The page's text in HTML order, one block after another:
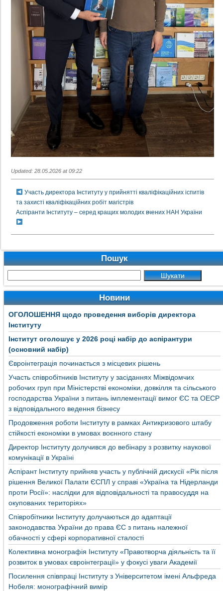
Updated: 28.05.2026 at 09:22
Участь директора Інституту у прийнятті кваліфікаційних іспитів
та захисті кваліфікаційних робіт магістрів
Аспіранти Інституту – серед кращих молодих вчених НАН України
Пошук
Новини
ОГОЛОШЕННЯ щодо проведення виборів директора
Інституту
Інститут оголошує у 2026 році набір до аспірантури
(основний набір)
Євроінтеграція починається з місцевих рішень
Участь співробітників Інституту у засіданнях Міжвідомчих
робочих груп при Міністерстві економіки, довкілля та сільського
господарства України з питань імплементації вимог ЄС та ОЕСР
з відповідального ведення бізнесу
Продовження роботи Інституту в рамках Антикризового штабу
стійкості економіки в умовах воєнного стану
Директор Інституту долучився до вебінару з розвитку наукової
комунікації в Україні
Аспірант Інституту прийняв участь у публічній дискусії «Рік після
рішення Великої Палати ЄСПЛ у справі «Україна та Нідерланди
проти Росії»: наслідки для відповідальності та правосуддя на
окупованих територіях»
Співробітники Інституту долучаються до адаптації
законодавства України до права ЄС з питань належної
обачності у сфері корпоративної сталості
Колективна монографія Інституту «Правотворча діяльність та її
розвиток в умовах євроінтеграції» у фокусі уваги Академії
Посилення співпраці Інституту з Університетом імені Альфреда
Нобеля: монографічний вимір